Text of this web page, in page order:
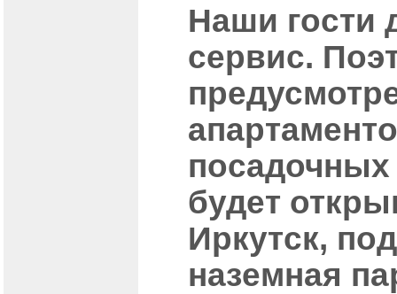
Наши гости
сервис.
посадочных
будет
Иркутск,
наземная